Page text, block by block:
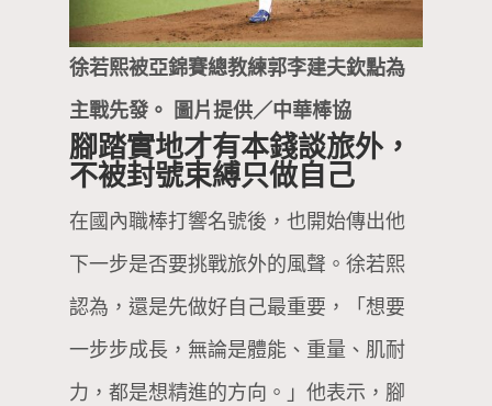
徐若熙被亞錦賽總教練郭李建夫欽點為
主戰先發。 圖片提供／中華棒協
腳踏實地才有本錢談旅外，
不被封號束縛只做自己
在國內職棒打響名號後，也開始傳出他
下一步是否要挑戰旅外的風聲。徐若熙
認為，還是先做好自己最重要，「想要
一步步成長，無論是體能、重量、肌耐
力，都是想精進的方向。」他表示，腳